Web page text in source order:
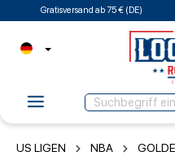
Gratisversand ab 75 € (DE)
US LIGEN NBA